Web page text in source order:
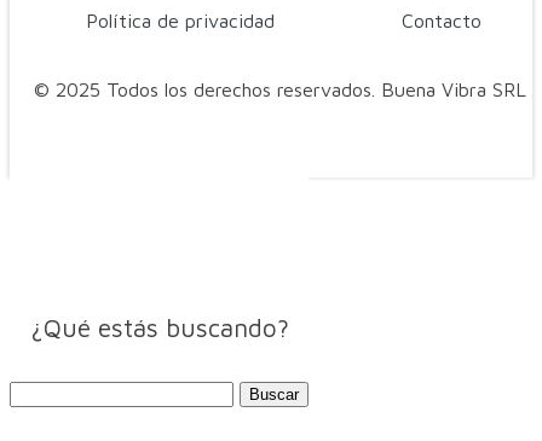
© 2025 Todos los derechos reservados. Buena Vibra SRL
Política de privacidad Contacto
¿Qué estás buscando?